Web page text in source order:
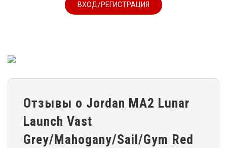
ВХОД/РЕГИСТРАЦИЯ
Отзывы о Jordan MA2 Lunar
Launch Vast
Grey/Mahogany/Sail/Gym Red